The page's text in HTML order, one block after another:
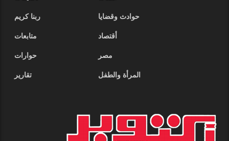
حوادث وقضايا
ربنا كريم
أقتصاد
متابعات
مصر
حوارات
المرأة والطفل
تقارير